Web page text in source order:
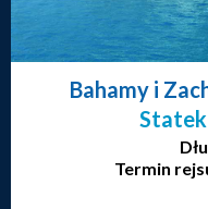
Bahamy i
Termin